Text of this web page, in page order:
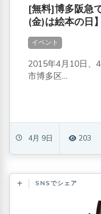
[無料]博多阪急
(金)は絵本の日】
イベント
2015年4月10日、
市博多区...
4月 9日 203
SNSでシェア